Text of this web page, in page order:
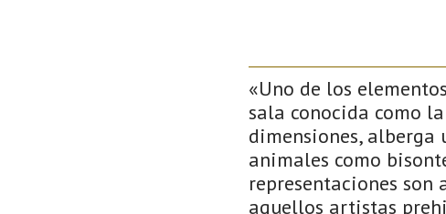
«Uno de los
sala conocida como
dimensiones, alberga
animales como
representaciones son
aquellos artistas